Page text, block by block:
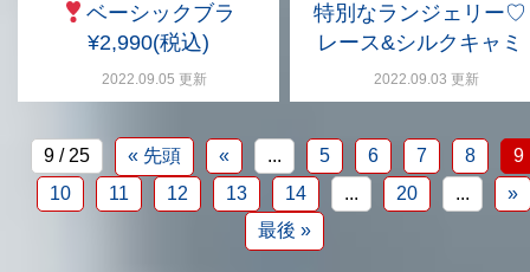
ベーシックブラ
¥2,990(税込)
2022.09.05 更新
特別なランジェリー♡
レース&シルクキャミ
2022.09.03 更新
9 / 25 « 先頭 « ... 5 6 7 8
9
10
11 12 13 14 ... 20 ...
»
最後 »